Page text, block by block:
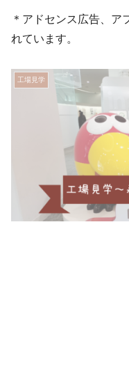
＊アドセンス広告、ア
れています。
工場見学